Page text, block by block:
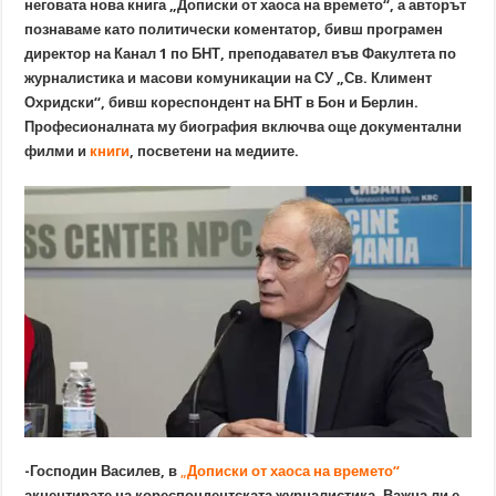
неговата нова книга „Дописки от хаоса на времето“, а авторът
познаваме като политически коментатор, бивш програмен
директор на Канал 1 по БНТ, преподавател във Факултета по
журналистика и масови комуникации на СУ „Св. Климент
Охридски“, бивш кореспондент на БНТ в Бон и Берлин.
Професионалната му биография включва още документални
филми икниги, посветени на медиите.
-Господин Василев, в „Дописки от хаоса на времето“